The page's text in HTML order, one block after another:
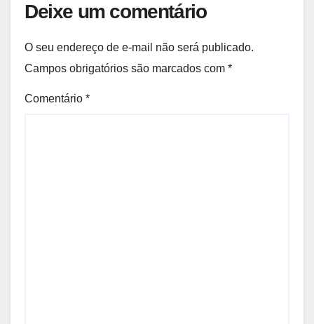
Deixe um comentário
O seu endereço de e-mail não será publicado.
Campos obrigatórios são marcados com *
Comentário *